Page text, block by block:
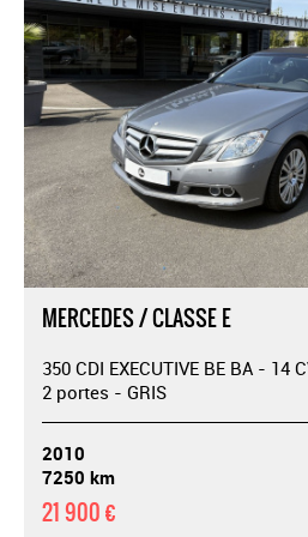
MERCEDES / CLASSE E
350 CDI EXECUTIVE BE BA - 14
2 portes - GRIS
2010
7250 km
21 900 €